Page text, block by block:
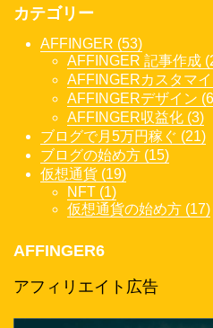
カテゴリー
AFFINGER (53)
AFFINGER 記事作成
AFFINGERカスタマ
AFFINGERデザイン
AFFINGER収益化 (3)
ブログで月5万円稼ぐ (21)
ブログの始め方 (15)
仮想通貨 (19)
NFT (1)
仮想通貨の始め方 (17)
AFFINGER6
アフィリエイト広告